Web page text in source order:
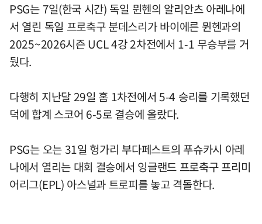
PSG는 7일(한국 시간) 독일 뮌헨의 알리안츠 아레나에
서 열린 독일 프로축구 분데스리가 바이에른 뮌헨과의
2025~2026시즌 UCL 4강 2차전에서 1-1 무승부를 거
뒀다.
다행히 지난달 29일 홈 1차전에서 5-4 승리를 기록했던
덕에 합계 스코어 6-5로 결승에 올랐다.
PSG는 오는 31일 헝가리 부다페스트의 푸슈카시 아레
나에서 열리는 대회 결승에서 잉글랜드 프로축구 프리미
어리그(EPL) 아스널과 트로피를 놓고 격돌한다.